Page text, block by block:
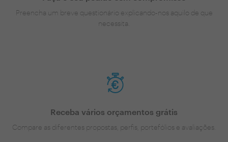
Preencha um breve questionário explicando-nos aquilo de que
necessita.
Receba vários orçamentos grátis
Compare as diferentes propostas, perfis, portefólios e avaliações.